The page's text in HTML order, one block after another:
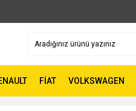
FİAT VOLKSWAGEN